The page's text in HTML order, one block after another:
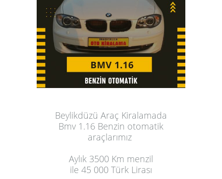
Beylikdüzü Araç Kiralamada
Bmv 1.16 Benzin otomatik
araçlarımız
Aylık 3500 Km menzil
ile 45 000 Türk Lirası